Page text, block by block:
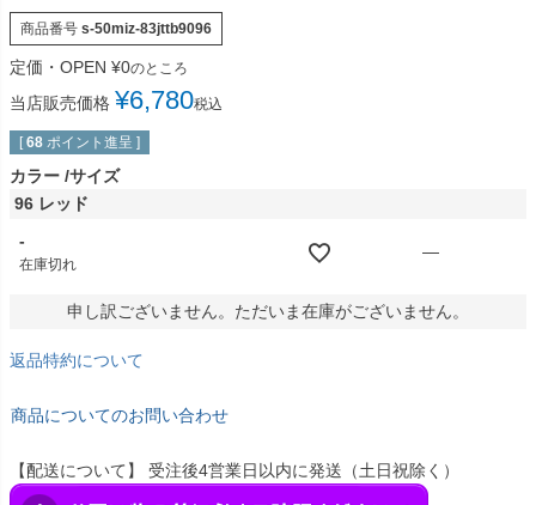
商品番号 s-50miz-83jttb9096
定価・OPEN ¥0のところ
当店販売価格 ¥6,780税込
[ 68 ポイント進呈 ]
カラー サイズ
96 レッド
-
在庫切れ
—
申し訳ございません。ただいま在庫がございません。
返品特約について
商品についてのお問い合わせ
【配送について】 受注後4営業日以内に発送（土日祝除く）